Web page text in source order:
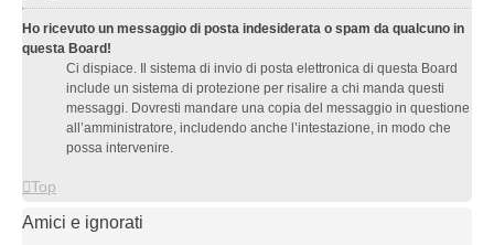
Ho ricevuto un messaggio di posta indesiderata o spam da qualcuno in
questa Board!
Ci dispiace. Il sistema di invio di posta elettronica di questa Board
include un sistema di protezione per risalire a chi manda questi
messaggi. Dovresti mandare una copia del messaggio in questione
all’amministratore, includendo anche l’intestazione, in modo che
possa intervenire.
Top
Amici e ignorati